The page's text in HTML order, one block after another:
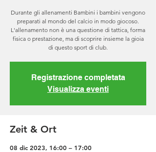
Durante gli allenamenti Bambini i bambini vengono
preparati al mondo del calcio in modo giocoso.
L'allenamento non è una questione di tattica, forma
fisica o prestazione, ma di scoprire insieme la gioia
di questo sport di club.
Registrazione completata
Visualizza eventi
Zeit & Ort
08 dic 2023, 16:00 – 17:00